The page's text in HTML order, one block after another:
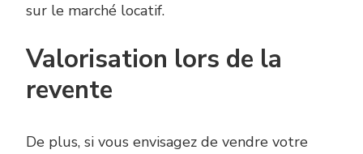
sur le marché locatif.
Valorisation lors de la
revente
De plus, si vous envisagez de vendre votre